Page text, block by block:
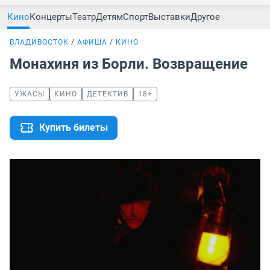
КиноКонцертыТеатрДетямСпортВыставкиДругое
ВЛАДИВОСТОК АФИША КИНО
Монахиня из Борли. Возвращение
УЖАСЫ КИНО ДЕТЕКТИВ 18+
Купить билеты